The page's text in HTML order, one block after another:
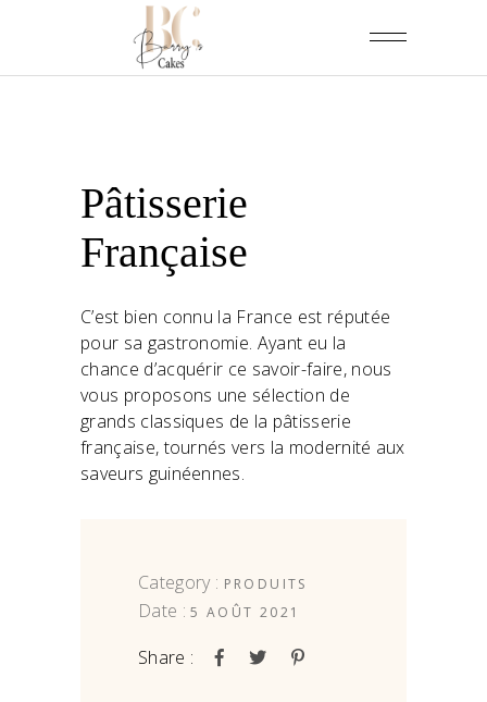
Pâtisserie
Française
C’est bien connu la France est réputée
pour sa gastronomie. Ayant eu la
chance d’acquérir ce savoir-faire, nous
vous proposons une sélection de
grands classiques de la pâtisserie
française, tournés vers la modernité aux
saveurs guinéennes.
Category : PRODUITS
Date : 5 AOÛT 2021
Share :